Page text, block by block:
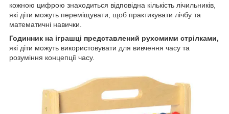
кожною цифрою знаходиться відповідна кількість лічильників,
які діти можуть переміщувати, щоб практикувати лічбу та
математичні навички.
Годинник на іграшці представлений рухомими стрілками,
які діти можуть використовувати для вивчення часу та
розуміння концепції часу.